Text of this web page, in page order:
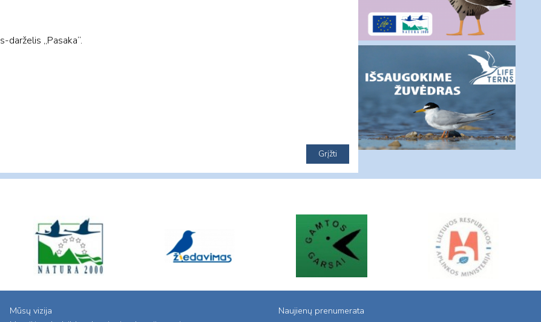
darželis „Pasaka“.
Mūsų vizija Naujienų prenumerata